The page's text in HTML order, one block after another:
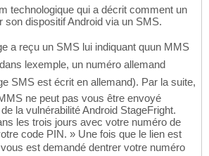
technologique qui a décrit comment un
son dispositif Android via un SMS.
a reçu un SMS lui indiquant quun MMS
lexemple, un numéro allemand
SMS est écrit en allemand). Par la suite,
ne peut pas vous être envoyé
la vulnérabilité Android StageFright.
les trois jours avec votre numéro de
code PIN. » Une fois que le lien est
est demandé dentrer votre numéro